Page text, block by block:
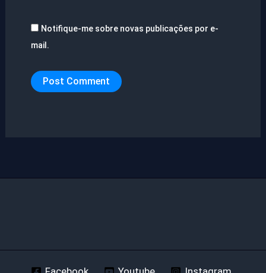
Notifique-me sobre novas publicações por e-
mail.